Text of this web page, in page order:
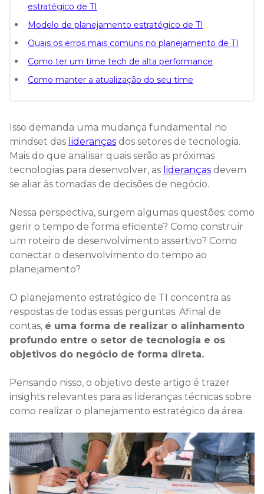
estratégico de TI
Modelo de planejamento estratégico de TI
Quais os erros mais comuns no planejamento de TI
Como ter um time tech de alta performance
Como manter a atualização do seu time
Isso demanda uma mudança fundamental no
mindset das lideranças dos setores de tecnologia.
Mais do que analisar quais serão as próximas
tecnologias para desenvolver, as lideranças devem
se aliar às tomadas de decisões de negócio.
Nessa perspectiva, surgem algumas questões: como
gerir o tempo de forma eficiente? Como construir
um roteiro de desenvolvimento assertivo? Como
conectar o desenvolvimento do tempo ao
planejamento?
O planejamento estratégico de TI concentra as
respostas de todas essas perguntas. Afinal de
contas, é uma forma de realizar o alinhamento
profundo entre o setor de tecnologia e os
objetivos do negócio de forma direta.
Pensando nisso, o objetivo deste artigo é trazer
insights relevantes para as lideranças técnicas sobre
como realizar o planejamento estratégico da área.